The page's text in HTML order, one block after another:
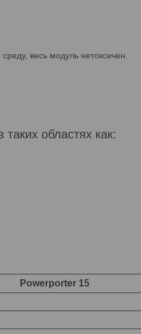
весь модуль нетоксичен.
областях как:
Powerporter 15